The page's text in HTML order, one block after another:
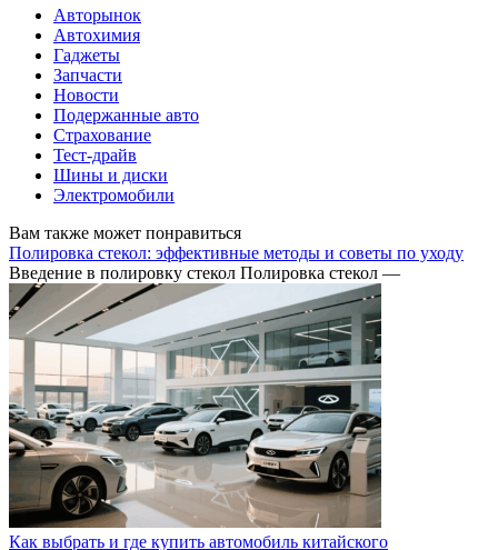
Авторынок
Автохимия
Гаджеты
Запчасти
Новости
Подержанные авто
Страхование
Тест-драйв
Шины и диски
Электромобили
Вам также может понравиться
Полировка стекол: эффективные методы и советы по уходу
Введение в полировку стекол Полировка стекол —
Как выбрать и где купить автомобиль китайского